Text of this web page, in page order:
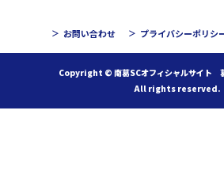
お問い合わせ プライバシーポリシ
Copyright © 南葛SCオフィシャルサイト
All rights reserved.